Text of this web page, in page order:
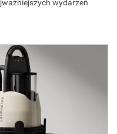
wydarzeń